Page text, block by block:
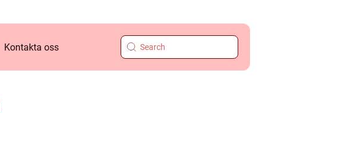
Kontakta oss